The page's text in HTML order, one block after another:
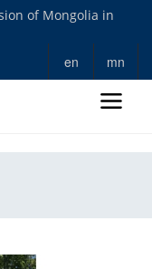
of Mongolia in
en mn